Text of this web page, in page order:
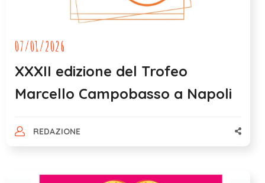
07/01/2026
XXXII edizione del Trofeo
Marcello Campobasso a Napoli
REDAZIONE